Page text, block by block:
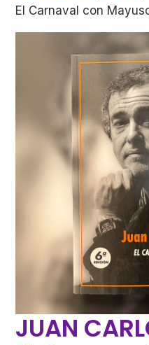
El Carnaval con
JUAN